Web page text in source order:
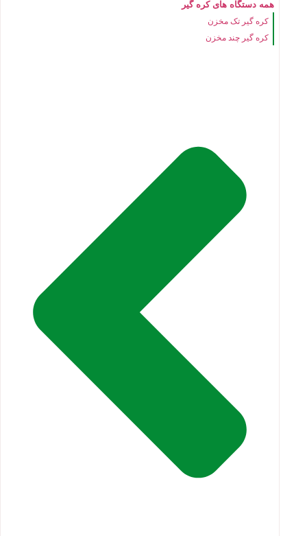
همه دستگاه های کره گیر
کره گیر تک مخزن
کره گیر چند مخزن